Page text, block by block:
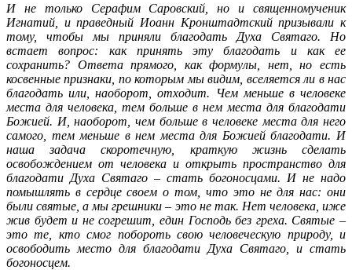
И не только Серафим Саровский, но и священномученик
Игнатий, и праведный Иоанн Кронштадтский призывали к
тому, чтобы мы приняли благодать Духа Святаго. Но
встает вопрос: как принять эту благодать и как ее
сохранить? Ответа прямого, как формулы, нет, но есть
косвенные признаки, по которым мы видим, вселяется ли в нас
благодать или, наоборот, отходит. Чем меньше в человеке
места для человека, тем больше в нем места для благодати
Божией. И, наоборот, чем больше в человеке места для него
самого, тем меньше в нем места для Божией благодати. И
наша задача скоротечную, краткую жизнь сделать
освобождением от человека и открыть пространство для
благодати Духа Святаго – стать богоносцами. И не надо
помышлять в сердце своем о том, что это не для нас: они
были святые, а мы грешники – это не так. Нет человека, иже
жив будет и не согрешит, един Господь без греха. Святые –
это те, кто смог побороть свою человеческую природу, и
освободить место для благодати Духа Святаго, и стать
богоносцем.